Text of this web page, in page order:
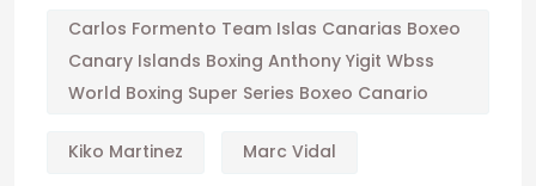
Carlos Formento Team Islas Canarias Boxeo
Canary Islands Boxing Anthony Yigit Wbss
World Boxing Super Series Boxeo Canario
Kiko Martinez Marc Vidal